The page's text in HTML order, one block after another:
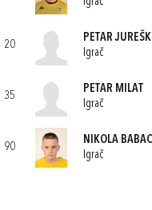
20
PETAR
Igrač
35
PETAR MILAT
Igrač
90
NIKOLA BABAC
Igrač